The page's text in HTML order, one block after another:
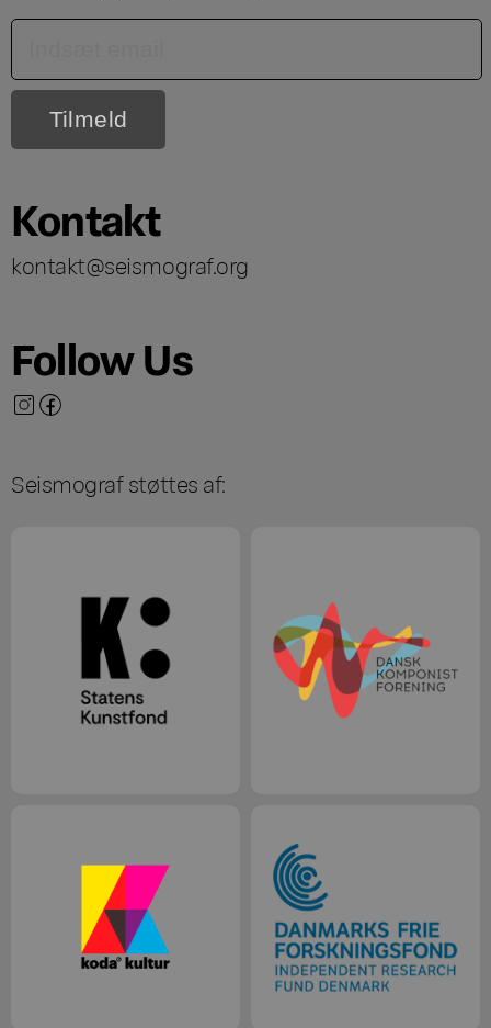
Kontakt
kontakt@seismograf.org
Follow Us
Seismograf støttes af: